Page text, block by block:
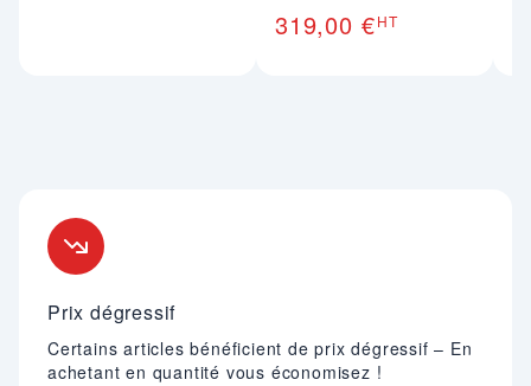
319,00 €HT
Prix dégressif
Certains articles bénéficient de prix dégressif – En
achetant en quantité vous économisez !